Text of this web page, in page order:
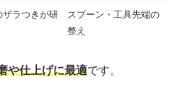
ザラつきが研
スプーン・工具先端の
整え
や仕上げに最適です。